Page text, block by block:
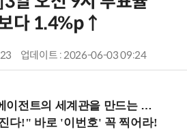
다 1.4%p↑
업데이트 : 2026-06-03 09:24
관을 만드는 지식 설계자로.. (8/20 강남역)